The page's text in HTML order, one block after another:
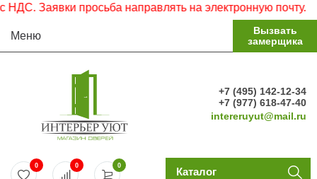
Заявки просьба направлять на электронную почту.
Меню
Вызвать
замерщика
+7 (495) 142-12-34
+7 (977) 618-47-40
intereruyut@mail.ru
0
0 0 Каталог